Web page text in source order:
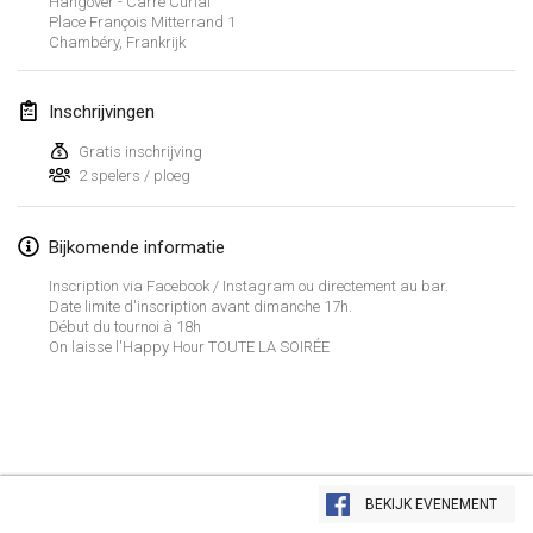
Weergave lijst
Place François Mitterrand 1
Chambéry, Frankrijk
Inschrijvingen
Gratis inschrijving
2 spelers / ploeg
Bijkomende informatie
Inscription via Facebook / Instagram ou directement au bar.
Date limite d'inscription avant dimanche 17h.
Début du tournoi à 18h
On laisse l'Happy Hour TOUTE LA SOIRÉE
BEKIJK EVENEMENT
februari 2022
MS v MÖLKPARKURU
4 feb. 2022|Tsjechië
GEANNULEERD
TangoMölkky
Kohti Kisoja
12 feb. 2022|Finland